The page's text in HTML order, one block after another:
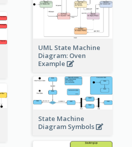
UML State Machine
Diagram: Oven
Example
State Machine
Diagram Symbols